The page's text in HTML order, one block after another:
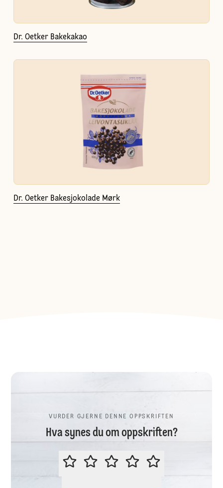
Dr. Oetker Bakekakao
Dr. Oetker Bakesjokolade Mørk
VURDER GJERNE DENNE OPPSKRIFTEN
Hva synes du om oppskriften?
VURDER GJERNE DENNE